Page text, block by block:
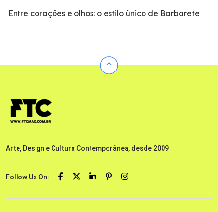
Entre corações e olhos: o estilo único de Barbarete
Arte, Design e Cultura Contemporânea, desde 2009
Follow Us On: